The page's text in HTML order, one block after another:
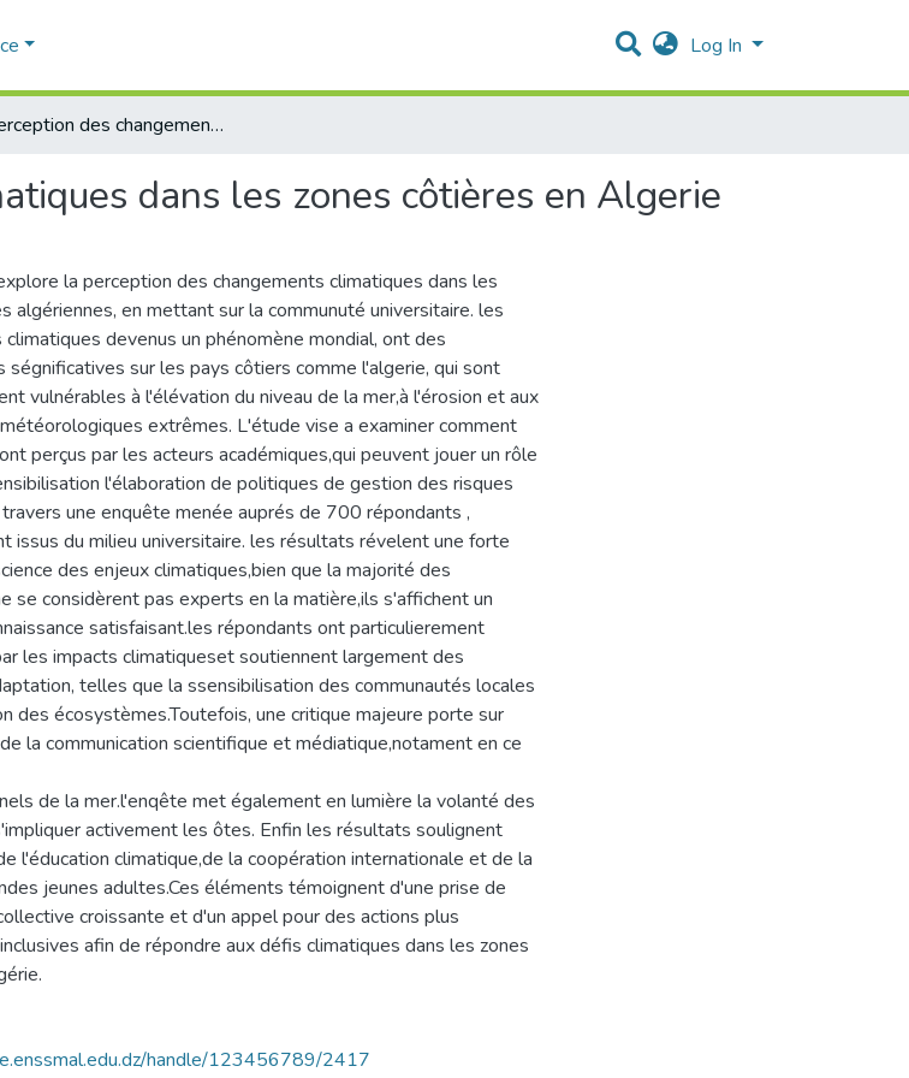
Log In
Perception des changements climatiques dans les zones côtières en Algerie
dans les zones côtières en Algerie
la perception des changements climatiques dans les
algériennes, en mettant sur la communuté universitaire. les
climatiques devenus un phénomène mondial, ont des
ségnificatives sur les pays côtiers comme l'algerie, qui sont
vulnérables à l'élévation du niveau de la mer,à l'érosion et aux
extrêmes. L'étude vise a examiner comment
perçus par les acteurs académiques,qui peuvent jouer un rôle
l'élaboration de politiques de gestion des risques
une enquête menée auprés de 700 répondants ,
issus du milieu universitaire. les résultats révelent une forte
des enjeux climatiques,bien que la majorité des
se considèrent pas experts en la matière,ils s'affichent un
satisfaisant.les répondants ont particulierement
les impacts climatiqueset soutiennent largement des
telles que la ssensibilisation des communautés locales
des écosystèmes.Toutefois, une critique majeure porte sur
la communication scientifique et médiatique,notament en ce
de la mer.l'enqête met également en lumière la volanté des
activement les ôtes. Enfin les résultats soulignent
l'éducation climatique,de la coopération internationale et de la
jeunes adultes.Ces éléments témoignent d'une prise de
croissante et d'un appel pour des actions plus
afin de répondre aux défis climatiques dans les zones
handle/123456789/2417